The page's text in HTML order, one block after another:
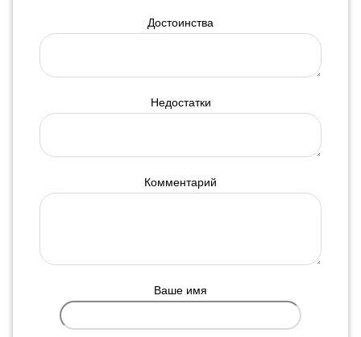
Достоинства
Недостатки
Комментарий
Ваше имя